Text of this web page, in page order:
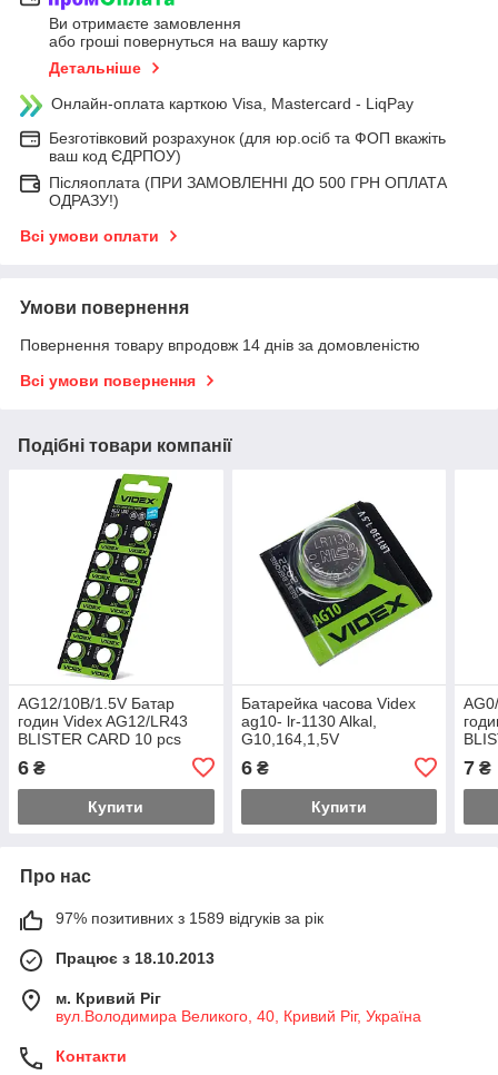
Ви отримаєте замовлення
або гроші повернуться на вашу картку
Детальніше
Онлайн-оплата карткою Visa, Mastercard - LiqPay
Безготівковий розрахунок (для юр.осіб та ФОП вкажіть
ваш код ЄДРПОУ)
Післяоплата (ПРИ ЗАМОВЛЕННІ ДО 500 ГРН ОПЛАТА
ОДРАЗУ!)
Всі умови оплати
Умови повернення
Повернення товару впродовж 14 днів за домовленістю
Всі умови повернення
Подібні товари компанії
AG12/10B/1.5V Батар
годин Videx AG12/LR43
BLISTER CARD 10 pcs
6 ₴
Купити
Батарейка часова Videx
ag10- lr-1130 Alkal,
G10,164,1,5V
6₴
Купити
7 ₴
Про нас
97% позитивних з 1589 відгуків за рік
Працює з 18.10.2013
м. Кривий Ріг
вул.Володимира Великого, 40, Кривий Ріг, Україна
Контакти